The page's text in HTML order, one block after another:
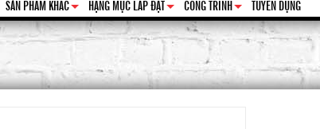
+
SẢN PHẨM KHÁC
+
HẠNG MỤC LẮP ĐẶT
+
CÔNG TRÌNH TUYỂN DỤNG